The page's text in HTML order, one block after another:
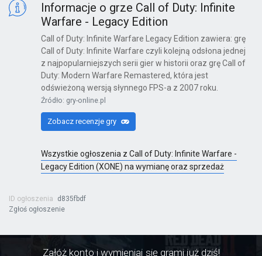
Kinect Sports Najlepsza Kolekcja
X360
Far Cry 6: Yara Edition
PS4
Far Cry 6
Informacje o grze Call of Duty: Infinite
Warfare - Legacy Edition
Call of Duty: Infinite Warfare Legacy Edition zawiera: grę
Call of Duty: Infinite Warfare czyli kolejną odsłona jednej
z najpopularniejszych serii gier w historii oraz grę Call of
Duty: Modern Warfare Remastered, która jest
odświeżoną wersją słynnego FPS-a z 2007 roku.
Źródło: gry-online.pl
Zobacz recenzje gry
Wszystkie ogłoszenia z Call of Duty: Infinite Warfare -
Legacy Edition (XONE) na wymianę oraz sprzedaż
ID ogłoszenia
d835fbdf
Zgłoś ogłoszenie
Załóż konto i wymieniaj się grami już dziś!